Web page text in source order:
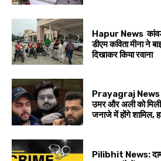
Hapur News कांवड़
डीएम कविता मीना ने
दिखाकर किया रवाना
Prayagraj
उमर और अली को
जनाजे में होंगे शामिल,
Pilibhit News: